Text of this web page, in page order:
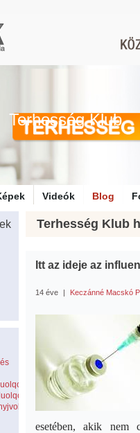
Terhesség Klub
Videók Blog
Terhesség Klub
Itt az ideje az
14 éve | Keczánné Macskó
esetében, akik nem